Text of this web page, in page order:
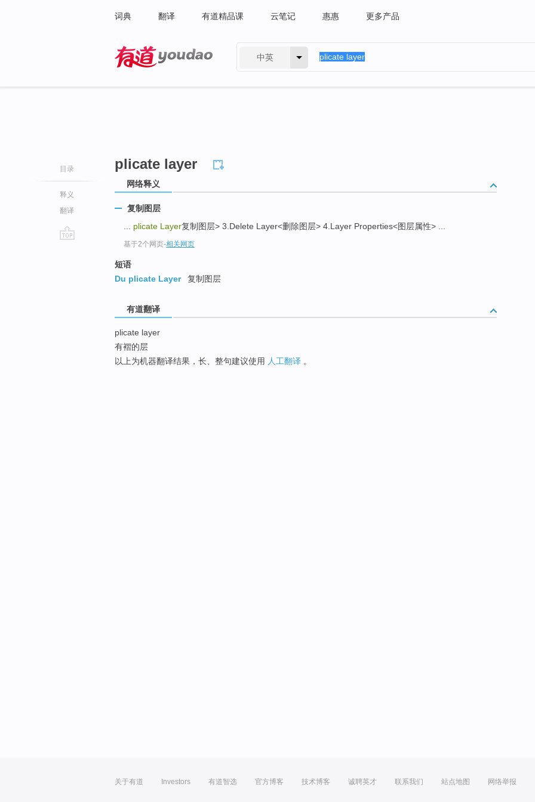
词典 翻译 有道精品课 云笔记 惠惠 更多产品
中英
目录
释义
翻译
plicate layer
网络释义
复制图层
plicate Layer复制图层> 3.Delete Layer<删除图层> 4.Layer Properties<图层属性> ...
基于2个网页-相关网页
短语
Du plicate Layer
复制图层
有道翻译
plicate layer
有褶的层
以上为机器翻译结果，长、整句建议使用 人工翻译 。
关于有道 Investors 有道智选 官方博客 技术博客 诚聘英才 联系我们 站点地图 网络举报